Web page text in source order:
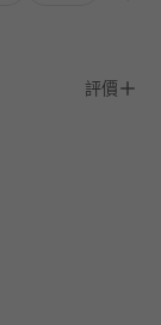
評價